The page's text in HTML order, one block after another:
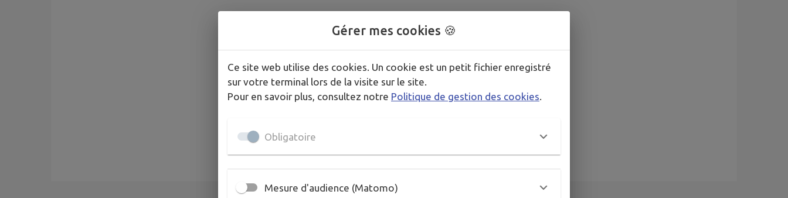
Gérer mes cookies 🍪
Ce site web utilise des cookies. Un cookie est un petit fichier enregistré
sur votre terminal lors de la visite sur le site.
Pour en savoir plus, consultez notre Politique de gestion des cookies.
Obligatoire
Mesure d'audience (Matomo)